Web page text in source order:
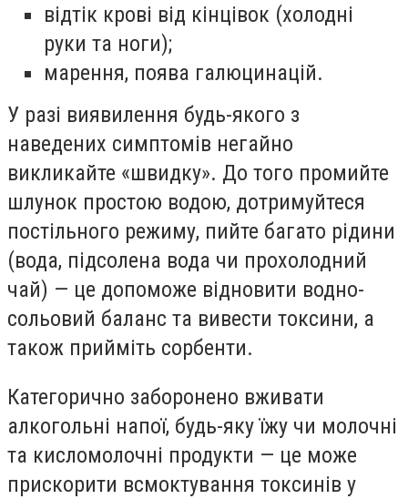
відтік крові від кінцівок (холодні
руки та ноги);
марення, поява галюцинацій.
У разі виявилення будь-якого з
наведених симптомів негайно
викликайте «швидку». До того промийте
шлунок простою водою, дотримуйтеся
постільного режиму, пийте багато рідини
(вода, підсолена вода чи прохолодний
чай) — це допоможе відновити водно-
сольовий баланс та вивести токсини, а
також прийміть сорбенти.
Категорично заборонено вживати
алкогольні напої, будь-яку їжу чи молочні
та кисломолочні продукти — це може
прискорити всмоктування токсинів у